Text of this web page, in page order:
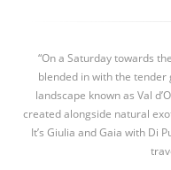
“On a Saturday towards
blended in with the tender
landscape known as Val
created alongside natural
It’s Giulia and Gaia with Di